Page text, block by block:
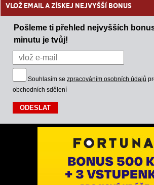
VLOŽ EMAIL A ZÍSKEJ NEJVYŠŠÍ BONUS
Pošleme ti přehled nejvyšších
minutu je tvůj!
Souhlasím se zpracováním osobních údajů
obchodních sdělení